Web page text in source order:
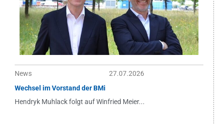
News
27.07.2026
Wechsel im Vorstand der BMi
Hendryk Muhlack folgt auf Winfried Meier...